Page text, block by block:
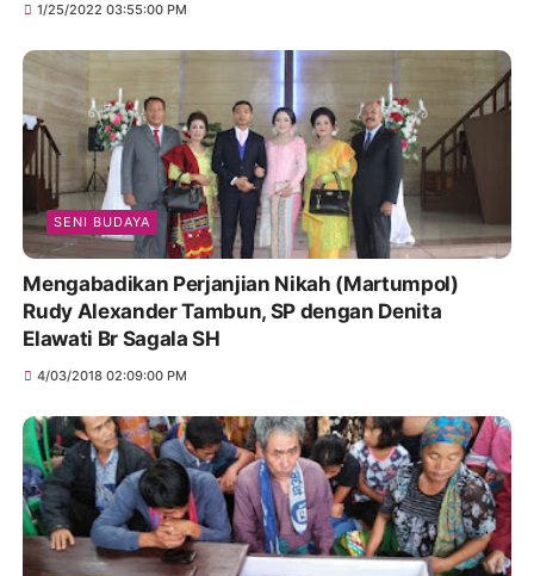
1/25/2022 03:55:00 PM
SENI BUDAYA
Mengabadikan Perjanjian Nikah (Martumpol)
Rudy Alexander Tambun, SP dengan Denita
Elawati Br Sagala SH
4/03/2018 02:09:00 PM